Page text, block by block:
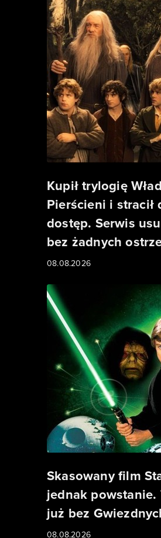
Kupił trylogię
Pierścieni i stracił
dostęp. Serwis
bez żadnych
08.08.2026
Skasowany film
jednak powstanie.
już bez
08.08.2026